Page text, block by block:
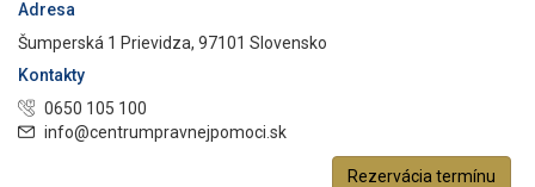
Adresa
Šumperská 1 Prievidza, 97101 Slovensko
Kontakty
0650 105 100
info@centrumpravnejpomoci.sk
Rezervácia termínu